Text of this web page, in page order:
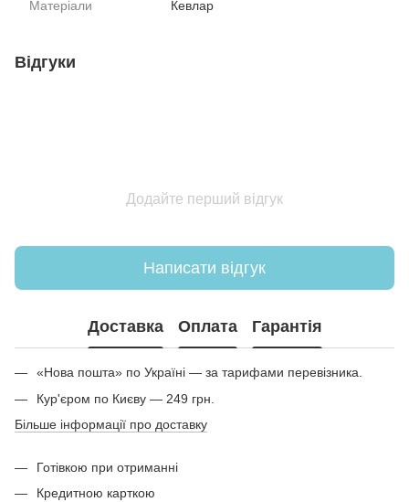
Матеріали Кевлар
Відгуки
Додайте перший відгук
Написати відгук
Доставка Оплата Гарантія
«Нова пошта» по Україні — за тарифами перевізника.
Кур'єром по Києву — 249 грн.
Більше інформації про доставку
Готівкою при отриманні
Кредитною карткою